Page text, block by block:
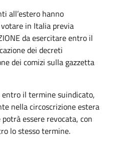
all’estero hanno
in Italia previa
da esercitare entro il
dei decreti
dei comizi sulla gazzetta
entro il termine suindicato,
nella circoscrizione estera
essere revocata, con
lo stesso termine.